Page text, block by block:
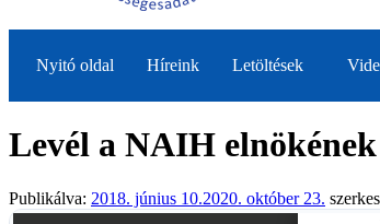
Nyitó oldal Híreink Letöltések
Levél a NAIH
Publikálva: 2018. június 10.2020. október 23.